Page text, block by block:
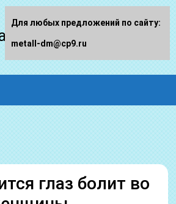
dm.ru
глаз болит во
Для любых предложений по сайту:
metall-dm@cp9.ru